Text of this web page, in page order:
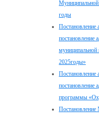
Муниципальной
годы
Постановление
постановление
муниципальной
2025годы»
Постановление
постановление
программы